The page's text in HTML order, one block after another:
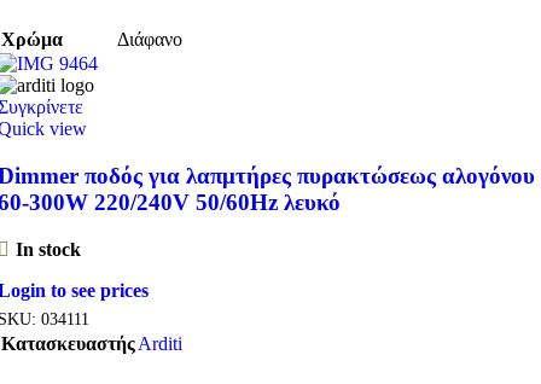
Χρώμα Διάφανο
view
ποδός για λαπμτήρες πυρακτώσεως αλογόνου
300W 220/240V 50/60Hz λευκό
In stock
to see prices
034111
ΚατασκευαστήςArditi